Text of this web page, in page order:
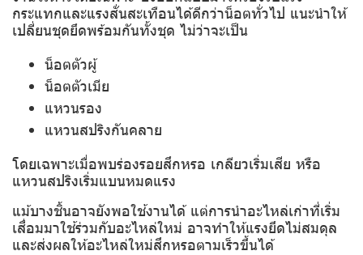
กระแทกและแรงสั่นสะเทือนได้ดีกว่าน็อตทั่วไป แนะนำให้
เปลี่ยนชุดยึดพร้อมกันทั้งชุด ไม่ว่าจะเป็น
น็อตตัวผู้
น็อตตัวเมีย
แหวนรอง
แหวนสปริงกันคลาย
โดยเฉพาะเมื่อพบร่องรอยสึกหรอ เกลียวเริ่มเสีย หรือ
แหวนสปริงเริ่มแบนหมดแรง
แม้บางชิ้นอาจยังพอใช้งานได้ แต่การนำอะไหล่เก่าที่เริ่ม
เสื่อมมาใช้ร่วมกับอะไหล่ใหม่ อาจทำให้แรงยึดไม่สมดุล
และส่งผลให้อะไหล่ใหม่สึกหรอตามเร็วขึ้นได้